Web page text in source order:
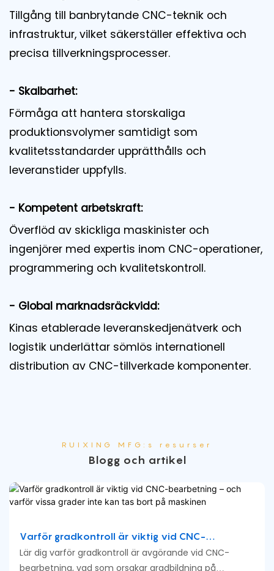
Tillgång till banbrytande CNC-teknik och
infrastruktur, vilket säkerställer effektiva och
precisa tillverkningsprocesser.
- Skalbarhet:
Förmåga att hantera storskaliga
produktionsvolymer samtidigt som
kvalitetsstandarder upprätthålls och
leveranstider uppfylls.
- Kompetent arbetskraft:
Överflöd av skickliga maskinister och
ingenjörer med expertis inom CNC-operationer,
programmering och kvalitetskontroll.
- Global marknadsräckvidd:
Kinas etablerade leveranskedjenätverk och
logistik underlättar sömlös internationell
distribution av CNC-tillverkade komponenter.
RUIXING MFG:s resurser
Blogg och artikel
Varför gradkontroll är viktig vid CNC-
bearbetning – och varför vissa grader inte
kan tas bort på maskinen
Lär dig varför gradkontroll är avgörande vid CNC-
bearbetning, vad som orsakar gradbildning på